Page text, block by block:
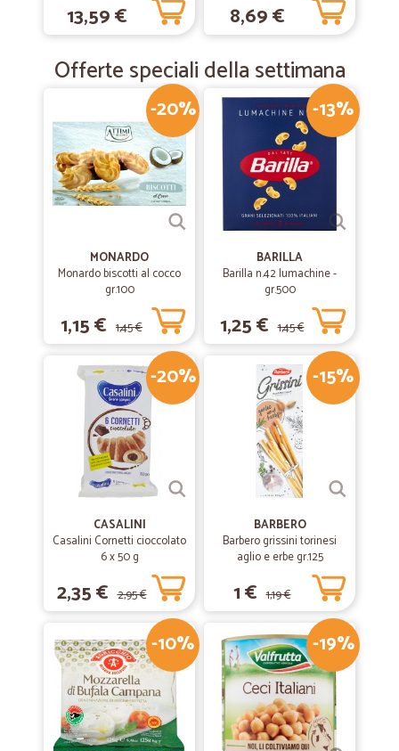
13,59 € 8,69 €
Offerte speciali della settimana
-20%
MONARDO
Monardo biscotti al cocco
gr.100
1,15 € 1,45 €
-13%
BARILLA
Barilla n.42 lumachine -
gr.500
1,25 € 1,45 €
-20%
CASALINI
Casalini Cornetti cioccolato
6 x 50 g
2,35 € 2,95 €
-15%
BARBERO
Barbero grissini torinesi
aglio e erbe gr.125
1 € 1,19 €
-10% -19%